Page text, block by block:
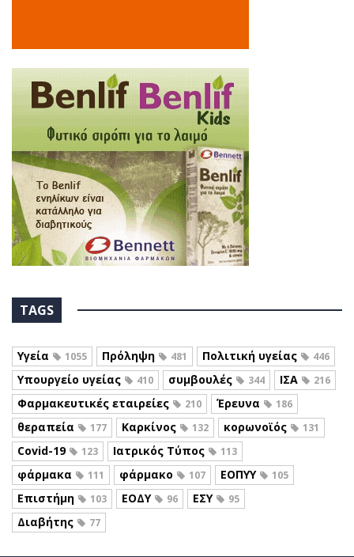
TAGS
Υγεία 1055 Πρόληψη 481 Πολιτική υγείας 446
Υπουργείο υγείας 410 συμβουλές 344 ΙΣΑ 216
Φαρμακευτικές εταιρείες 210 Έρευνα 186
θεραπεία 177 Καρκίνος 132 κορωνοϊός 131
Covid-19 123 Ιατρικός Τύπος 113
φάρμακα 111 φάρμακο 107 ΕΟΠΥΥ 105
Επιστήμη 103 ΕΟΔΥ 96 ΕΣΥ 95
Διαβήτης 77